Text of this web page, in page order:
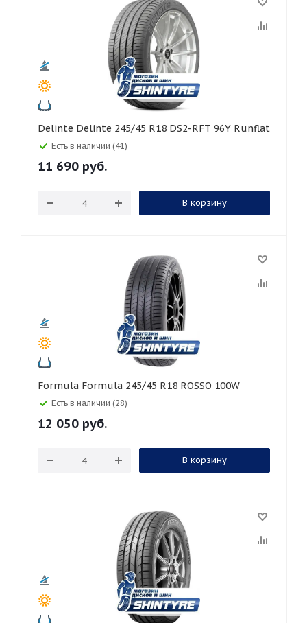
Delinte Delinte 245/45 R18 DS2-RFT 96Y Runflat
Есть в наличии (41)
11 690 руб.
В корзину
Formula Formula 245/45 R18 ROSSO 100W
Есть в наличии (28)
12 050 руб.
В корзину